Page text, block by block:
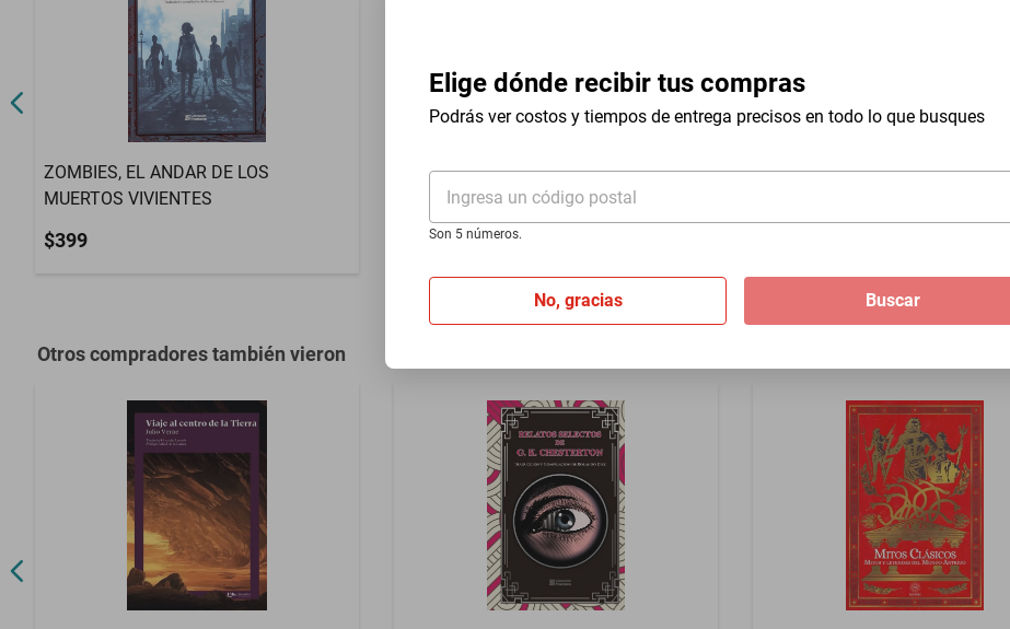
Elige dónde recibir tus compras
Podrás ver costos y tiempos de entrega precisos en todo lo que busques
Ingresa un código postal
Son 5 números.
No, gracias Buscar
ZOMBIES, EL ANDAR DE LOS
MUERTOS VIVIENTES
$399
SUEÑOS TEPT
POESIA PREHISPANICA: FLOR Y
Otros compradores también vieron